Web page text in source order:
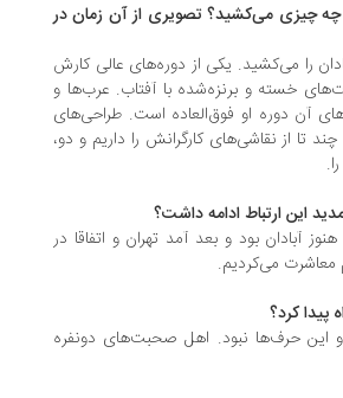
می‌کشید؟ تصویری از آن زمان در
یکی از دوره‌های عالی کارش
و برنزه‌شده با آفتاب. عرب‌ها و
دوره او فوق‌العاده است. طراحی‌های
نقاشی‌های کارگرانش را داریم و دو،
ارتباط ادامه داشت؟
بود و بعد آمد تهران و اتفاقا در
می‌کردیم.
نبود. اهل صحبت‌های دونفره